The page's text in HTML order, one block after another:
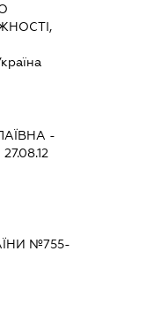
-
№755-